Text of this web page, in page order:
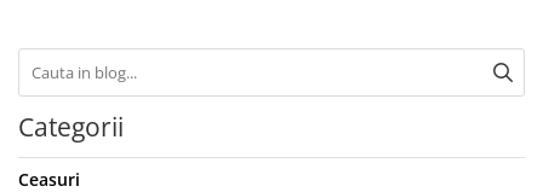
Categorii
Ceasuri